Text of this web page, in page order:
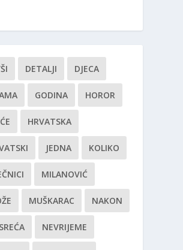
DETALJI DJECA
GODINA HOROR
HRVATSKA
JEDNA KOLIKO
MILANOVIĆ
MUŠKARAC NAKON
NEVRIJEME